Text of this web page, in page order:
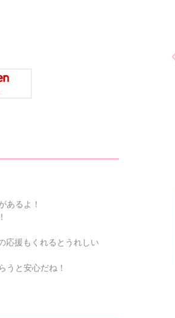
あるよ！
援もくれるとうれしい
と安心だね！
探偵チームＫＺ事件